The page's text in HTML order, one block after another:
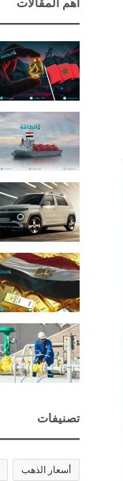
أهم المقالات
تصنيفات
أسعار الذهب